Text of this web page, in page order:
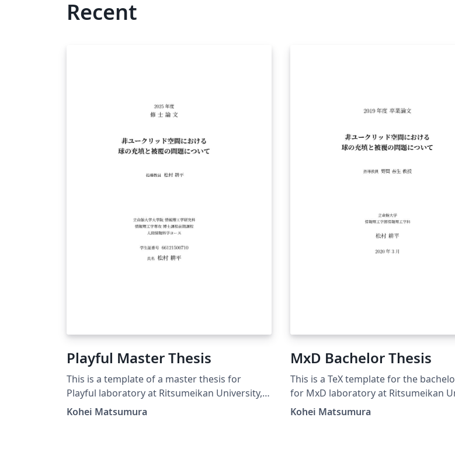
Recent
Playful Master Thesis
This is a template of a master thesis for
Playful laboratory at Ritsumeikan University,
Japan.
Kohei Matsumura
MxD Bachelor Thesis
This is a TeX template for the
for MxD laboratory at Ritsumeikan
Japan.
Kohei Matsumura